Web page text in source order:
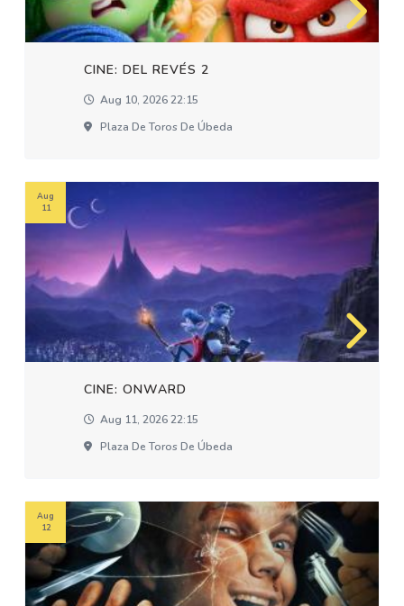
CINE: DEL REVÉS 2
Aug 10, 2026 22:15
Plaza De Toros De Úbeda
CINE: ONWARD
Aug 11, 2026 22:15
Plaza De Toros De Úbeda
Aug
11
Aug
12